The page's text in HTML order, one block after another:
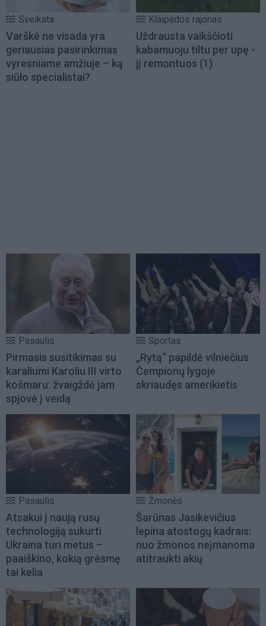
Sveikata
Varškė ne visada yra
geriausias pasirinkimas
vyresniame amžiuje – ką
siūlo specialistai?
Klaipėdos rajonas
Uždrausta vaikščioti
kabamuoju tiltu per upę -
jį remontuos (1)
Pasaulis
Pirmasis susitikimas su
karaliumi Karoliu III virto
košmaru: žvaigždė jam
spjovė į veidą
Sportas
„Rytą“ papildė vilniečius
Čempionų lygoje
skriaudęs amerikietis
Pasaulis
Atsakui į naują rusų
technologiją sukurti
Ukraina turi metus –
paaiškino, kokią grėsmę
tai kelia
Žmonės
Šarūnas Jasikevičius
lepina atostogų kadrais:
nuo žmonos neįmanoma
atitraukti akių